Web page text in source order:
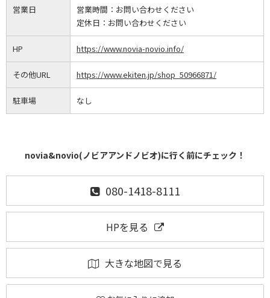
営業日 営業時間： お問い合わせください
定休日： お問い合わせください
HP https://www.novia-novio.info/
その他URL https://www.ekiten.jp/shop_50966871/
駐車場 なし
novia&novio(ノビアアンドノビオ)に行く前にチェック！
080-1418-8111
HPを見る
大きな地図で見る